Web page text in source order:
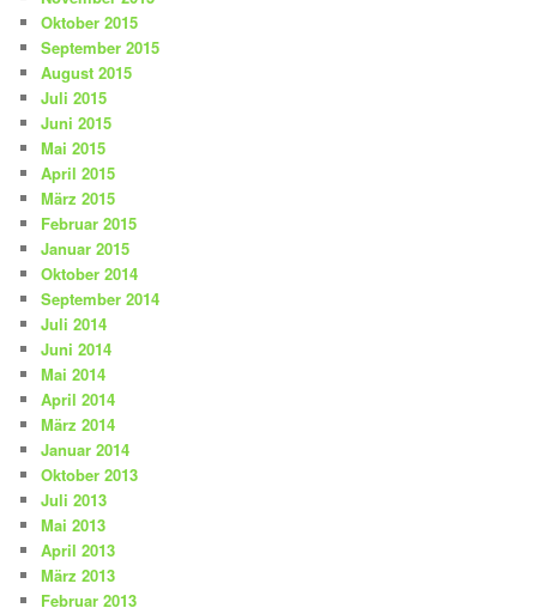
Oktober 2015
September 2015
August 2015
Juli 2015
Juni 2015
Mai 2015
April 2015
März 2015
Februar 2015
Januar 2015
Oktober 2014
September 2014
Juli 2014
Juni 2014
Mai 2014
April 2014
März 2014
Januar 2014
Oktober 2013
Juli 2013
Mai 2013
April 2013
März 2013
Februar 2013